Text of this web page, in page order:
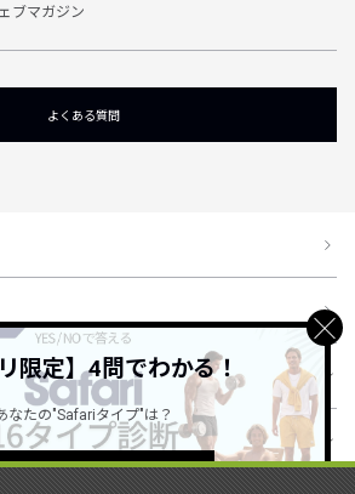
ブマガジン
よくある質問
限定】4問でわかる！
なたの"Safariタイプ"は？
詳しくはこちら ＞